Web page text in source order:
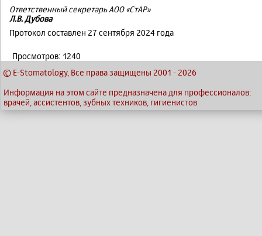
Ответственный секретарь АОО «СтАР»
Л.В. Дубова
Протокол составлен 27 сентября 2024 года
Просмотров: 1240
© E-Stomatology, Все права защищены 2001 - 2026
Информация на этом сайте предназначена для профессионалов:
врачей, ассистентов, зубных техников, гигиенистов